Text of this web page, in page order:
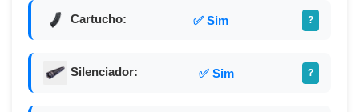
Cartucho: ✅ Sim ?
Silenciador: ✅ Sim ?